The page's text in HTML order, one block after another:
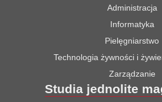
Administracja
Informatyka
Pielęgniarstwo
Technologia żywności i
Zarządzanie
Studia jednolite